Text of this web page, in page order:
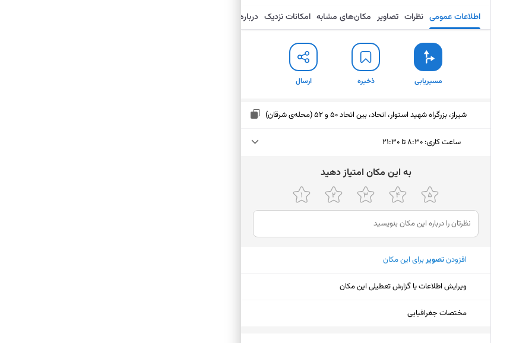
اطلاعات عمومی نظرات تصاویر مکان‌های مشابه امکانات نزدیک درباره
مسیریابی ذخیره ارسال
شیراز، بزرگراه شهید استوار، اتحاد، بین اتحاد 50 و 52 (محله‌ی شرقان)
ساعت کاری: ۸:۳۰ تا ۲۱:۳۰
۸:۳۰ تا ۲۱:۳۰
چهارشنبه
۸:۳۰ تا ۲۱:۳۰
پنجشنبه
۸:۳۰ تا ۲۱:۳۰
جمعه
شنبه
یکشنبه
ﺑﻪ اﯾﻦ ﻣﮑﺎن اﻣﺘﯿﺎز دﻫﯿﺪ
افزودنتصویربرای این مکان
ویرایش اطلاعات یا گزارش تعطیلی این مکان
مختصات جغرافیایی